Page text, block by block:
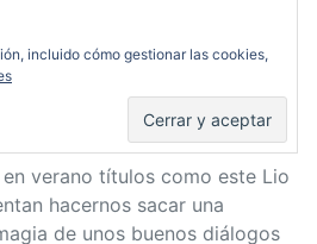
la vida es
verano títulos como este Lio
hacernos sacar una
de unos buenos diálogos
incluido cómo gestionar las cookies,